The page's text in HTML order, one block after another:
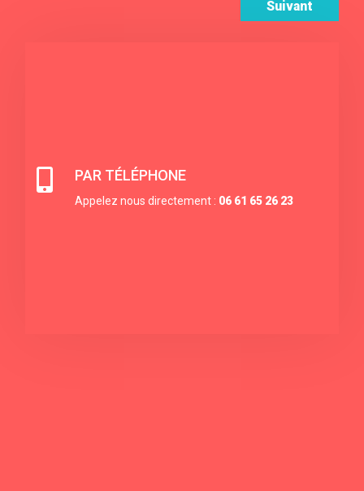
Suivant
 PAR TÉLÉPHONE
Appelez nous directement : 06 61 65 26 23